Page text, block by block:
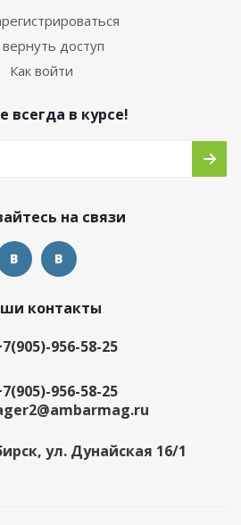
вернуть доступ
Как войти
всегда в курсе!
на связи
контакты
956-58-25
956-58-25
ул. Дунайская 16/1